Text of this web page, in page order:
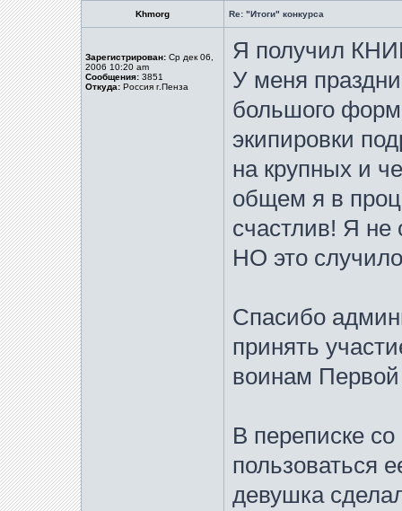
Khmorg Re: "Итоги" конкурса
Зарегистрирован: Ср дек 06,
2006 10:20 am
Сообщения: 3851
Откуда: Россия г.Пенза
Я получил
У меня
большого
экипировки
на крупных и
общем я в
счастлив! Я не
НО это
Спасибо
принять
воинам
В переписке
пользоваться
девушка